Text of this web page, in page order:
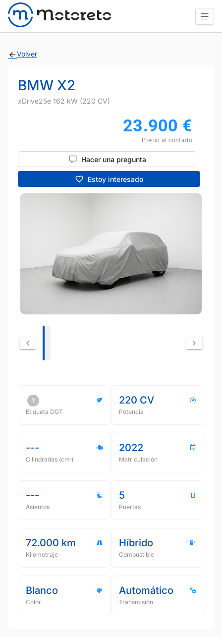
Volver
BMW X2
xDrive25e 162 kW (220 CV)
23.900 €
Precio al contado
Hacer una pregunta
Estoy interesado
Etiqueta DGT
220 CV
Potencia
---
Cilindradas (cmᵌ)
2022
Matriculación
---
Asientos
5
Puertas
72.000 km
Kilometraje
Híbrido
Combustible
Blanco
Color
Automático
Transmisión